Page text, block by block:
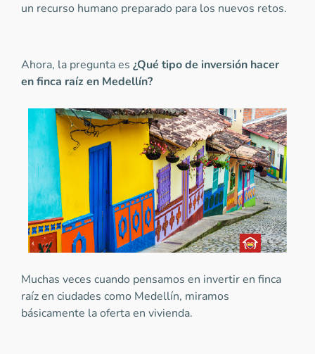
un recurso humano preparado para los nuevos retos.
Ahora, la pregunta es ¿Qué tipo de inversión hacer
en finca raíz en Medellín?
Muchas veces cuando pensamos en invertir en finca
raíz en ciudades como Medellín, miramos
básicamente la oferta en vivienda.